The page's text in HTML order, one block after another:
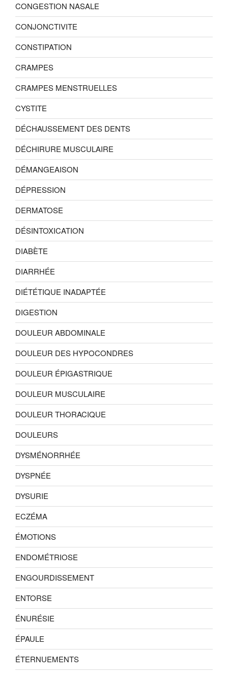
CONGESTION NASALE
CONJONCTIVITE
CONSTIPATION
CRAMPES
CRAMPES MENSTRUELLES
CYSTITE
DÉCHAUSSEMENT DES DENTS
DÉCHIRURE MUSCULAIRE
DÉMANGEAISON
DÉPRESSION
DERMATOSE
DÉSINTOXICATION
DIABÈTE
DIARRHÉE
DIÉTÉTIQUE INADAPTÉE
DIGESTION
DOULEUR ABDOMINALE
DOULEUR DES HYPOCONDRES
DOULEUR ÉPIGASTRIQUE
DOULEUR MUSCULAIRE
DOULEUR THORACIQUE
DOULEURS
DYSMÉNORRHÉE
DYSPNÉE
DYSURIE
ECZÉMA
ÉMOTIONS
ENDOMÉTRIOSE
ENGOURDISSEMENT
ENTORSE
ÉNURÉSIE
ÉPAULE
ÉTERNUEMENTS